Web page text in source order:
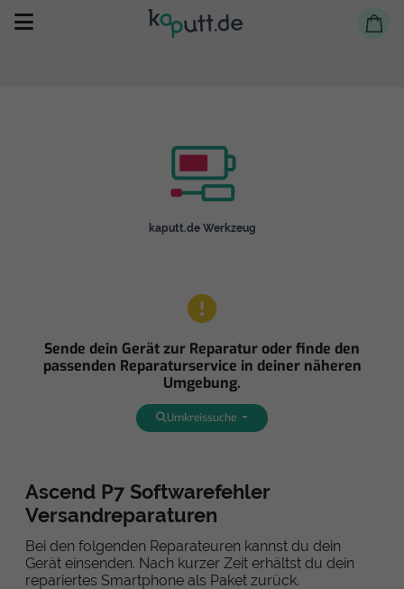
Selbst reparieren
kaputt.de Werkzeug
Sende dein Gerät zur Reparatur oder finde den
passenden Reparaturservice in deiner näheren
Umgebung.
Umkreissuche
Ascend P7 Softwarefehler
Versandreparaturen
Bei den folgenden Reparateuren kannst du dein
Gerät einsenden. Nach kurzer Zeit erhältst du dein
repariertes Smartphone als Paket zurück.